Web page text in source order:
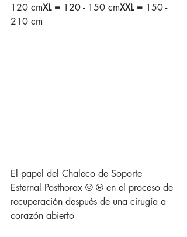
120 cmXL = 120 - 150 cmXXL = 150 -
210 cm
El papel del Chaleco de Soporte
Esternal Posthorax © ® en el proceso de
recuperación después de una cirugía a
corazón abierto